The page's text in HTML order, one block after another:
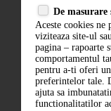
De masurare
Aceste cookies
viziteaza site-ul
pagina – rapoarte
comportamentul
pentru a-ti oferi
preferintelor tale.
ajuta sa
functionalitatilor